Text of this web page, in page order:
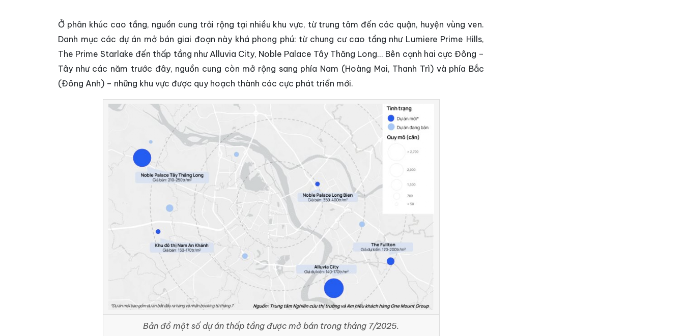
Ở phân khúc cao tầng, nguồn cung trải rộng tại nhiều khu vực, từ trung tâm đến các quận, huyện vùng ven.
Danh mục các dự án mở bán giai đoạn này khá phong phú: từ chung cư cao tầng như Lumiere Prime Hills,
The Prime Starlake đến thấp tầng như Alluvia City, Noble Palace Tây Thăng Long... Bên cạnh hai cực Đông –
Tây như các năm trước đây, nguồn cung còn mở rộng sang phía Nam (Hoàng Mai, Thanh Trì) và phía Bắc
(Đông Anh) – những khu vực được quy hoạch thành các cực phát triển mới.
Bản đồ một số dự án thấp tầng được mở bán trong tháng 7/2025.